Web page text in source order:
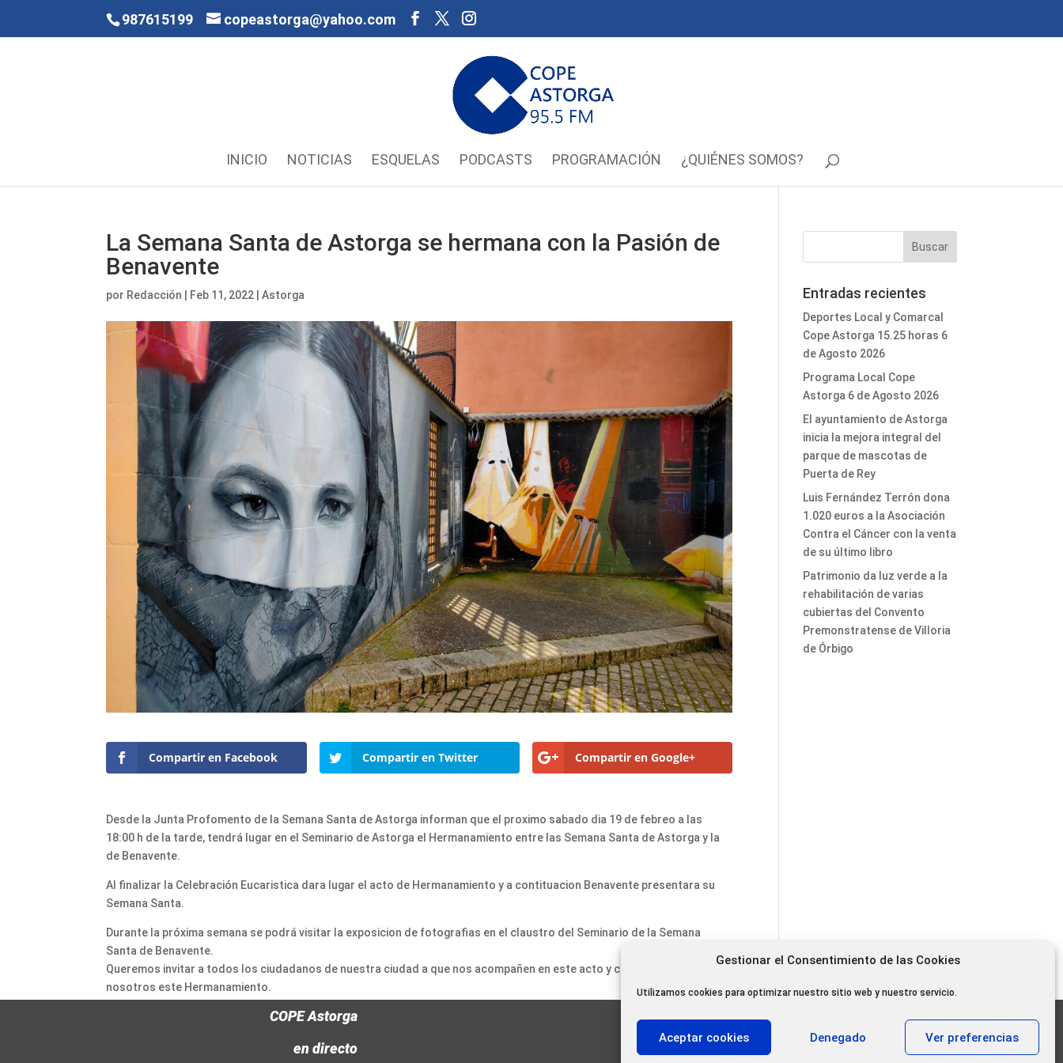
Gestionar el Consentimiento de las Cookies
Utilizamos cookies para optimizar nuestro sitio web y nuestro servicio.
Aceptar cookies Denegado Ver preferencias
987615199 copeastorga@yahoo.com
INICIO NOTICIAS ESQUELAS PODCASTS PROGRAMACIÓN ¿QUIÉNES SOMOS?
La Semana Santa de Astorga se hermana con la Pasión de
Benavente
por Redacción Feb 11, 2022 |Astorga
Compartir en Facebook Compartir en Twitter Compartir en Google+
Desde la Junta Profomento de la Semana Santa de Astorga informan que el proximo sabado dia 19 de febreo a las
18:00 h de la tarde, tendrá lugar en el Seminario de Astorga el Hermanamiento entre las Semana Santa de Astorga y la
de Benavente.
Al finalizar la Celebración Eucaristica dara lugar el acto de Hermanamiento y a contituacion Benavente presentara su
Semana Santa.
Durante la próxima semana se podrá visitar la exposicion de fotografias en el claustro del Seminario de la Semana
Santa de Benavente.
Queremos invitar a todos los ciudadanos de nuestra ciudad a que nos acompañen en este acto y compartan con
nosotros este Hermanamiento.
Entradas recientes
Deportes Local y Comarcal
Cope Astorga 15.25 horas 6
de Agosto 2026
Programa Local Cope
Astorga 6 de Agosto 2026
El ayuntamiento de Astorga
inicia la mejora integral del
parque de mascotas de
Puerta de Rey
Luis Fernández Terrón dona
1.020 euros a la Asociación
Contra el Cáncer con la venta
de su último libro
Patrimonio da luz verde a la
rehabilitación de varias
cubiertas del Convento
Premonstratense de Villoria
de Órbigo
COPE Astorga
en directo
11.000 oyentes diarios
11.000 Gracias